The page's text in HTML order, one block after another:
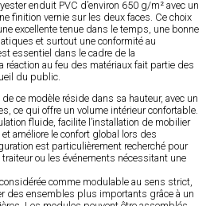
enduit PVC d’environ 650 g/m² avec un
finition vernie sur les deux faces. Ce choix
excellente tenue dans le temps, une bonne
et surtout une conformité au
essentiel dans le cadre de la
réaction au feu des matériaux fait partie des
du public.
ce modèle réside dans sa hauteur, avec un
ce qui offre un volume intérieur confortable.
fluide, facilite l’installation de mobilier
améliore le confort global lors des
est particulièrement recherché pour
ou les événements nécessitant une
comme modulable au sens strict,
des ensembles plus importants grâce à un